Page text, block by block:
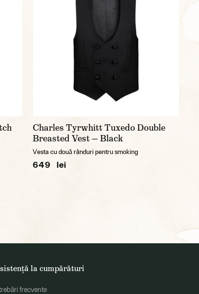
Charles Tyrwhitt Tuxedo Double
Breasted Vest — Black
Vesta cu două rânduri pentru smoking
649 lei
la cumpărături
frecvente